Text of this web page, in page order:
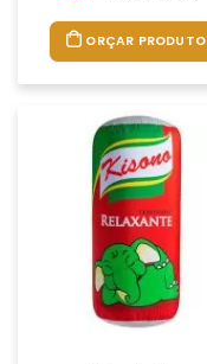
ORÇAR PRODUTO